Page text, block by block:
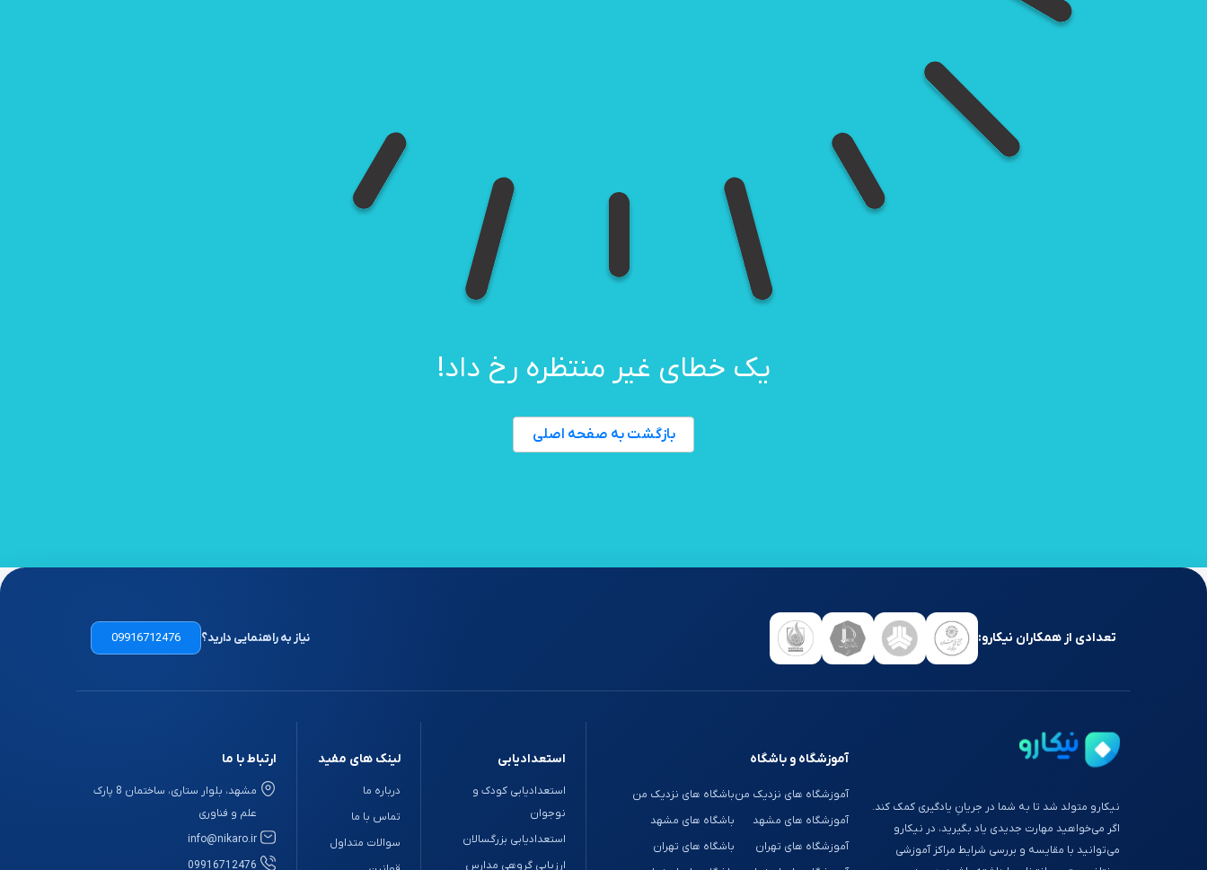
یک خطای غیر منتظره رخ داد!
بازگشت به صفحه اصلی
تعدادی از همکاران نیکارو: نیاز به راهنمایی دارید؟ 09916712476
نیکارو متولد شد تا به شما در جریانِ یادگیری کمک کند.
اگر می‌خواهید مهارت جدیدی یاد بگیرید، در نیکارو
می‌توانید با مقایسه و بررسی شرایط مراکز آموزشی
آموزشگاه و باشگاه
آموزشگاه های نزدیک من
آموزشگاه های مشهد
آموزشگاه های تهران
باشگاه های نزدیک من
باشگاه های مشهد
باشگاه های تهران
استعدادیابی
استعدادیابی کودک و
نوجوان
استعدادیابی بزرگسالان
ارزیابی گروهی مدارس
لینک های مفید
درباره ما
تماس با ما
سوالات متداول
ارتباط با ما
مشهد، بلوار ستاری، ساختمان 8 پارک
علم و فناوری
info@nikaro.ir
09916712476